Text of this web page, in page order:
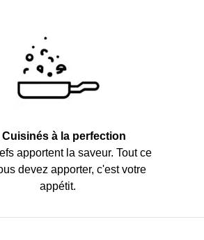
Cuisinés à la perfection
apportent la saveur. Tout ce
devez apporter, c'est votre
appétit.